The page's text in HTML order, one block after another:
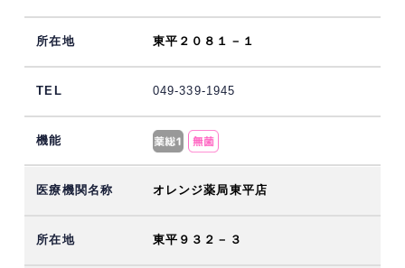
東平２０８１－１
049-339-1945
オレンジ薬局東平店
東平９３２－３